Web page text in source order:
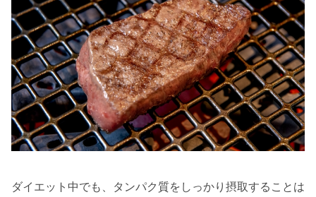
ダイエット中でも、タンパク質をしっかり摂取することは